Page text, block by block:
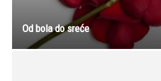
Od bola do sreće